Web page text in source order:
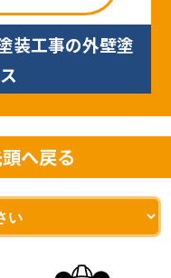
装工事の外壁塗
へ戻る